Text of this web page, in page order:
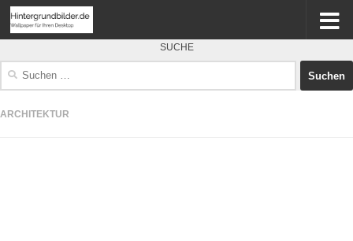
SUCHE
ARCHITEKTUR